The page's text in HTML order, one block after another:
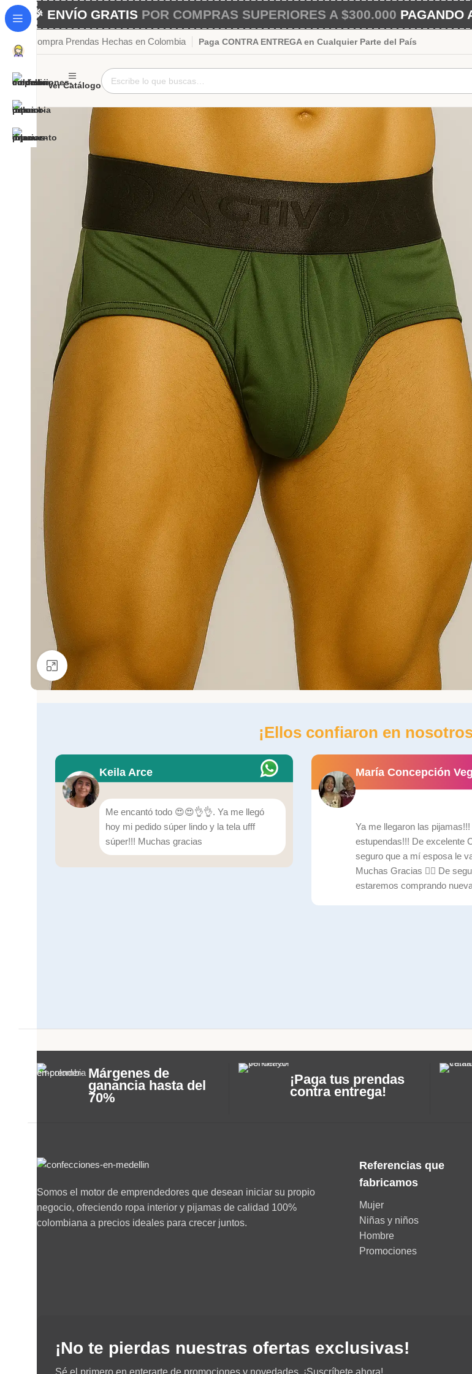
🎉 ENVÍO GRATIS POR COMPRAS SUPERIORES A $300.000 PAGANDO
Compra Prendas Hechas en Colombia Paga CONTRA ENTREGA en Cualquier Parte del País
Ver Catálogo
Ver más grande
¡Ellos confiaron en
Keila Arce
Me encantó todo 😍😍👌👌. Ya me llegó
hoy mi pedido súper lindo y la tela ufff
súper!!! Muchas gracias
María Concepción
Ya me llegaron las
estupendas!!! De excelente
seguro que a mí esposa le
Muchas Gracias ✌🏼 De
estaremos comprando
Márgenes de
ganancia hasta del
70%
¡Paga tus prendas
contra entrega!
Somos el motor de emprendedores que desean iniciar su propio
negocio, ofreciendo ropa interior y pijamas de calidad 100%
colombiana a precios ideales para crecer juntos.
Referencias que
fabricamos
Mujer
Niñas y niños
Hombre
Promociones
¡No te pierdas nuestras ofertas exclusivas!